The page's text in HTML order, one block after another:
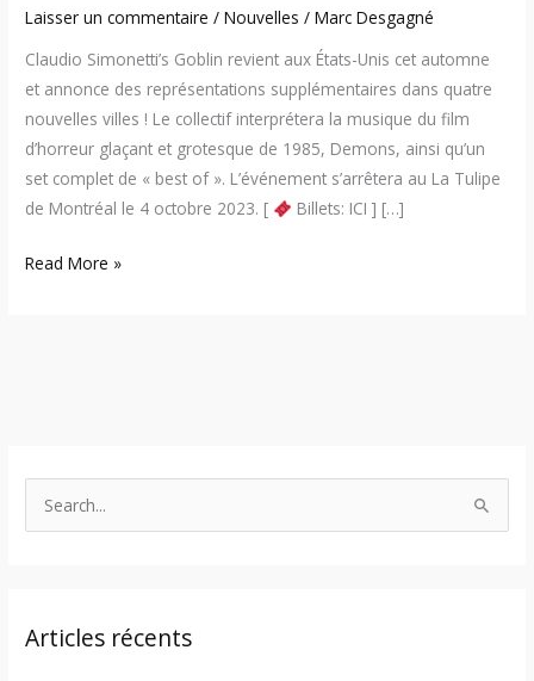
Laisser un commentaire /Nouvelles /Marc Desgagné
Claudio Simonetti’s Goblin revient aux États-Unis cet automne
et annonce des représentations supplémentaires dans quatre
nouvelles villes ! Le collectif interprétera la musique du film
d’horreur glaçant et grotesque de 1985, Demons, ainsi qu’un
set complet de « best of ». L’événement s’arrêtera au La Tulipe
de Montréal le 4 octobre 2023. [
Billets: ICI ] […]
Read More »
c
Articles récents